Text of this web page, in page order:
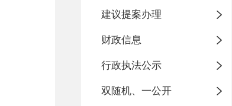
建议提案办理
财政信息
行政执法公示
双随机、一公开